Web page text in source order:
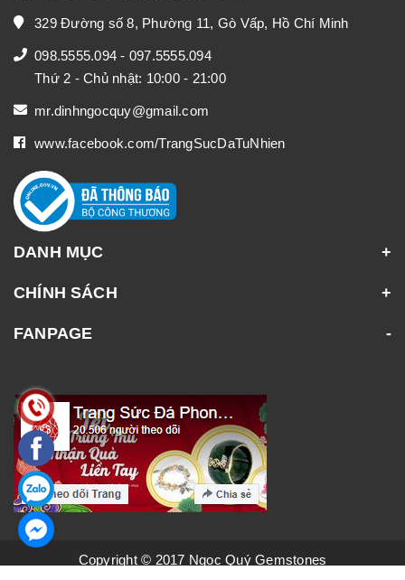
329 Đường số 8, Phường 11, Gò Vấp, Hồ Chí Minh
098.5555.094 - 097.5555.094
Thứ 2 - Chủ nhật: 10:00 - 21:00
mr.dinhngocquy@gmail.com
www.facebook.com/TrangSucDaTuNhien
DANH MỤC
CHÍNH SÁCH
FANPAGE
Copyright © 2017 Ngọc Quý Gemstones